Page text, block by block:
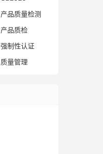
产品质量检测
产品质检
强制性认证
质量管理